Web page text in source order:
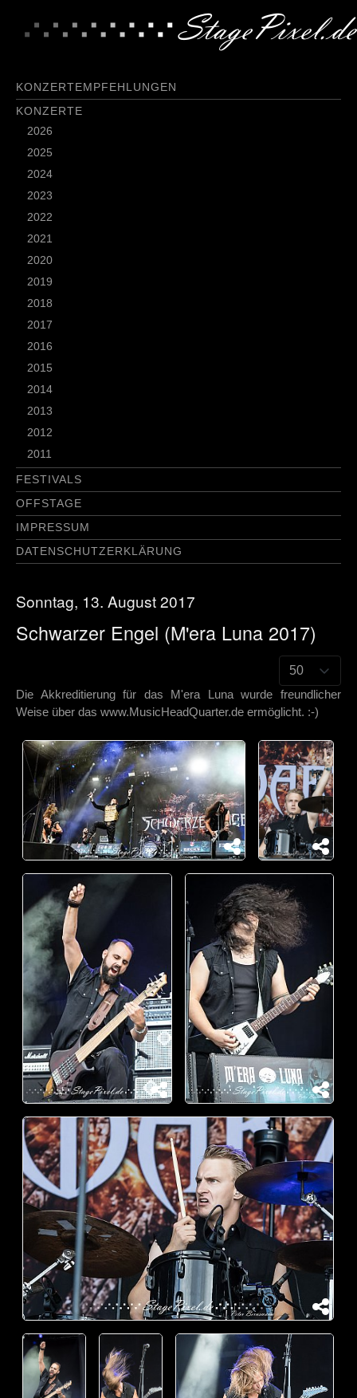
KONZERTEMPFEHLUNGEN
KONZERTE
2026
2025
2024
2023
2022
2021
2020
2019
2018
2017
2016
2015
2014
2013
2012
2011
FESTIVALS
OFFSTAGE
IMPRESSUM
DATENSCHUTZERKLÄRUNG
Sonntag, 13. August 2017
Schwarzer Engel (M'era Luna 2017)
Die Akkreditierung für das M'era Luna wurde freundlicher
Weise über das www.MusicHeadQuarter.de ermöglicht. :-)